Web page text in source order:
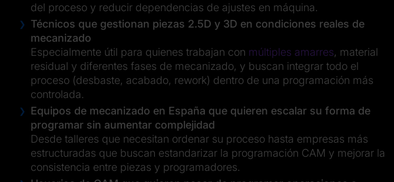
del proceso y reducir dependencias de ajustes en máquina.
Técnicos que gestionan piezas 2.5D y 3D en condiciones reales de
mecanizado
Especialmente útil para quienes trabajan con múltiples amarres, material
residual y diferentes fases de mecanizado, y buscan integrar todo el
proceso (desbaste, acabado, rework) dentro de una programación más
controlada.
Equipos de mecanizado en España que quieren escalar su forma de
programar sin aumentar complejidad
Desde talleres que necesitan ordenar su proceso hasta empresas más
estructuradas que buscan estandarizar la programación CAM y mejorar la
consistencia entre piezas y programadores.